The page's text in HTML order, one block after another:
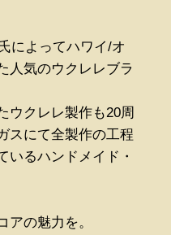
によってハワイ/オ
人気のウクレレブラ
ウクレレ製作も20周
スにて全製作の工程
いるハンドメイド・
アの魅力を。